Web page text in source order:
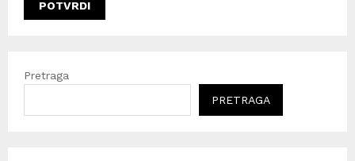
Pretraga
PRETRAGA